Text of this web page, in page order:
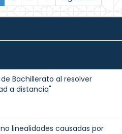
Bachillerato al resolver
a distancia"
linealidades causadas por